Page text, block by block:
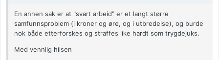
En annen sak er at "svart arbeid" er et langt større
samfunnsproblem (i kroner og øre, og i utbredelse), og burde
nok både etterforskes og straffes like hardt som trygdejuks.
Med vennlig hilsen